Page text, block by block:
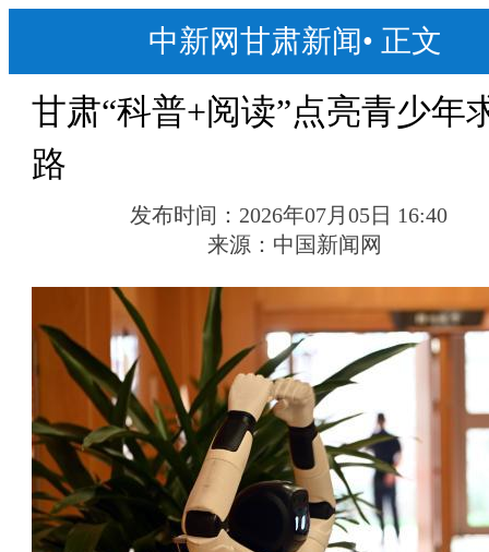
中新网甘肃新闻• 正文
甘肃“科普+阅读”点亮青少年
路
发布时间： 2026年07月05日 16:40
来源： 中国新闻网